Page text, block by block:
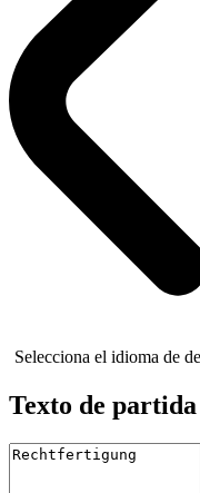
Selecciona el idioma de
Texto de partida